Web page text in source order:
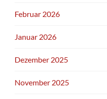
Februar 2026
Januar 2026
Dezember 2025
November 2025